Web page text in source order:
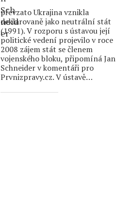
převzato Ukrajina vznikla
deklarovaně jako neutrální stát
(1991). V rozporu s ústavou její
politické vedení projevilo v roce
2008 zájem stát se členem
vojenského bloku, připomíná Jan
Schneider v komentáři pro
Prvnizpravy.cz. V ústavě…